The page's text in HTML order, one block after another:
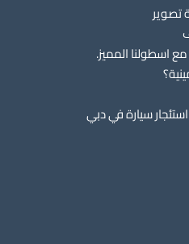
تصوير
اسطولنا المميز.
سيارة في دبي